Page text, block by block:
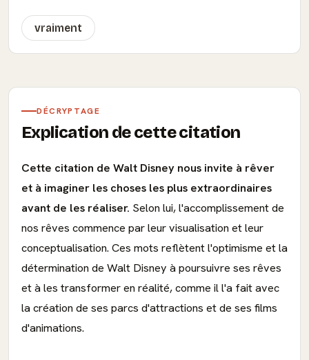
vraiment
DÉCRYPTAGE
Explication de cette citation
Cette citation de Walt Disney nous invite à rêver
et à imaginer les choses les plus extraordinaires
avant de les réaliser. Selon lui, l'accomplissement de
nos rêves commence par leur visualisation et leur
conceptualisation. Ces mots reflètent l'optimisme et la
détermination de Walt Disney à poursuivre ses rêves
et à les transformer en réalité, comme il l'a fait avec
la création de ses parcs d'attractions et de ses films
d'animations.